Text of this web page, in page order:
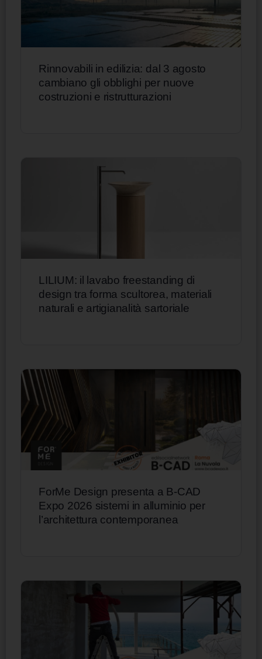
Rinnovabili in edilizia: dal 3 agosto
cambiano gli obblighi per nuove
costruzioni e ristrutturazioni
LILIUM: il lavabo freestanding di
design tra forma scultorea, materiali
naturali e artigianalità sartoriale
ForMe Design presenta a B-CAD
Expo 2026 sistemi in alluminio per
l’architettura contemporanea